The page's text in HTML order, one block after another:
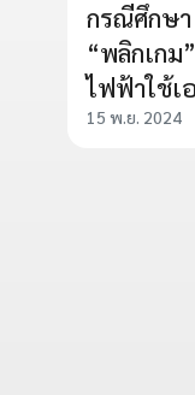
กรณีศึกษา
“พลิกเกม
ไฟฟ้าใช้เ
15 พ.ย. 2024